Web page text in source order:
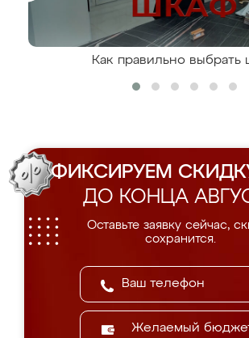
Как правильно выбрать
ФИКСИРУЕМ
ДО КОНЦА
Оставьте заявку сейчас,
сохранится.
Желаемый